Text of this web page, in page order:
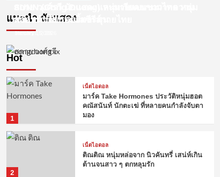
แนะนำ นักแสดง
สามารถ กับกระแสซีรีส์วายไทย
March 27, 2026
หล่อหน้าใส รอยยิ้มละมุน
January 15, 2026
Hot
1
เน็ตไอดอล
มาร์ค Take Hormones ประวัติหนุ่มฮอต
คณัสนันท์ นักตะเฆ่ ที่หลายคนกำลังจับตา
มอง
2
เน็ตไอดอล
ติณติณ หนุ่มหล่อจาก นิวคันทรี่ เสน่ห์เกิน
ต้านจนสาว ๆ ตกหลุมรัก